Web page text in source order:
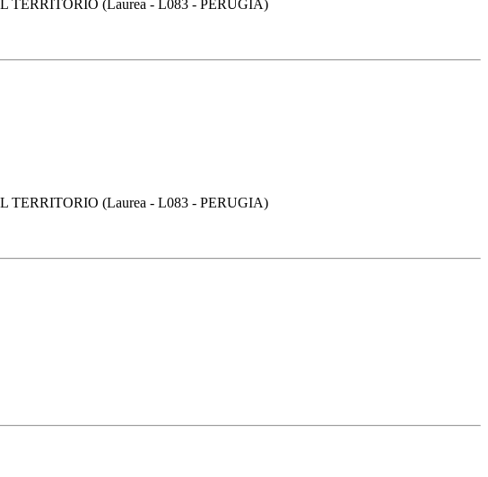
(Laurea - L083 - PERUGIA)
(Laurea - L083 - PERUGIA)